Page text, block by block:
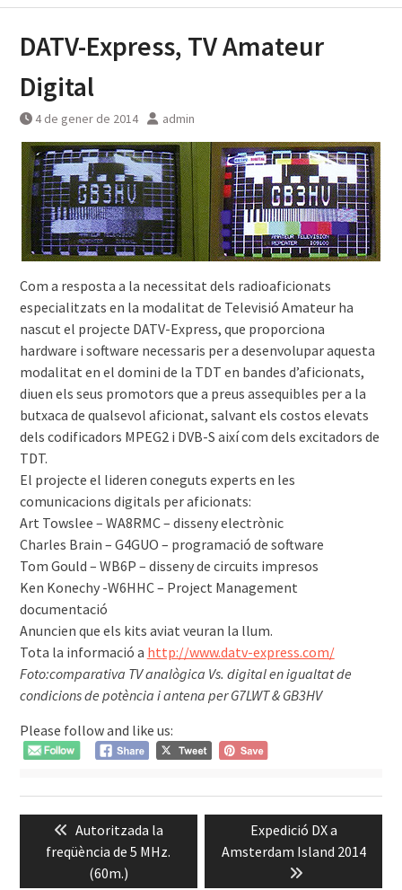
DATV-Express, TV Amateur
Digital
4 de gener de 2014 admin
Com a resposta a la necessitat dels radioaficionats
especialitzats en la modalitat de Televisió Amateur ha
nascut el projecte DATV-Express, que proporciona
hardware i software necessaris per a desenvolupar aquesta
modalitat en el domini de la TDT en bandes d’aficionats,
diuen els seus promotors que a preus assequibles per a la
butxaca de qualsevol aficionat, salvant els costos elevats
dels codificadors MPEG2 i DVB-S així com dels excitadors de
TDT.
El projecte el lideren coneguts experts en les
comunicacions digitals per aficionats:
Art Towslee – WA8RMC – disseny electrònic
Charles Brain – G4GUO – programació de software
Tom Gould – WB6P – disseny de circuits impresos
Ken Konechy -W6HHC – Project Management
documentació
Anuncien que els kits aviat veuran la llum.
Tota la informació a http://www.datv-express.com/
Foto:comparativa TV analògica Vs. digital en igualtat de
condicions de potència i antena per G7LWT & GB3HV
Please follow and like us:
d'entradesPrevious
post:
Autoritzada la
freqüència de 5 MHz.
(60m.)
Next
post:
Expedició DX a
Amsterdam Island 2014